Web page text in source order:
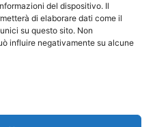
del dispositivo. Il
di elaborare dati come il
su questo sito. Non
influire negativamente su alcune
momento
Potrebbe Essere per
alla Quinta